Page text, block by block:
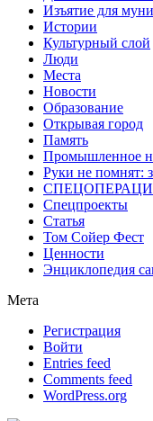
Изъятие для
Истории
Культурный слой
Люди
Места
Новости
Образование
Открывая город
Память
Промышленное
Руки не помнят:
Спецпроекты
Статья
Том Сойер Фест
Ценности
Энциклопедия
Мета
Регистрация
Войти
Entries feed
Comments feed
WordPress.org